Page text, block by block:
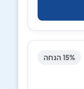
15% הנחה